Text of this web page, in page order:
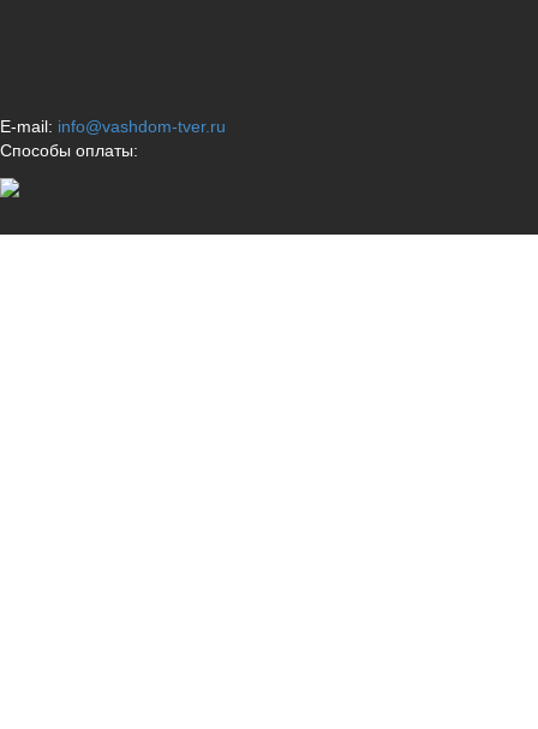
E-mail: info@vashdom-tver.ru
Способы оплаты: